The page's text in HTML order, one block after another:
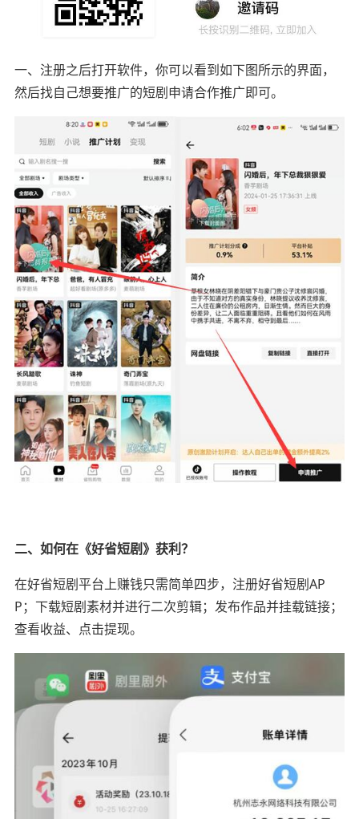
一、注册之后打开软件，你可以看到如下图所示的界面，
然后找自己想要推广的短剧申请合作推广即可。
二、如何在《好省短剧》获利？
在好省短剧平台上赚钱只需简单四步，注册好省短剧AP
P；下载短剧素材并进行二次剪辑；发布作品并挂载链接；
查看收益、点击提现。